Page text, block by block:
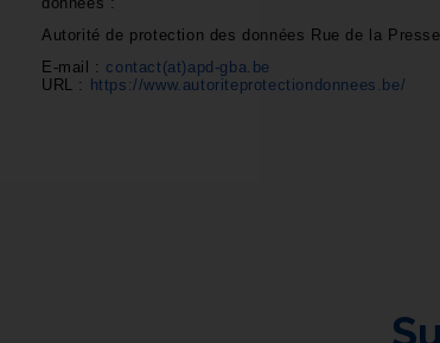
Autorité de protection des données Rue de la
E-mail : contact(at)apd-gba.be
URL : https://www.autoriteprotectiondonnees.be/